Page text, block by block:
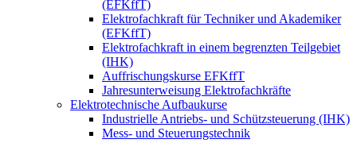
(EFKffT)
Elektrofachkraft für Techniker und Akademiker
(EFKffT)
Elektrofachkraft in einem begrenzten Teilgebiet
(IHK)
Auffrischungskurse EFKffT
Jahresunterweisung Elektrofachkräfte
Elektrotechnische Aufbaukurse
Industrielle Antriebs- und Schützsteuerung (IHK)
Mess- und Steuerungstechnik